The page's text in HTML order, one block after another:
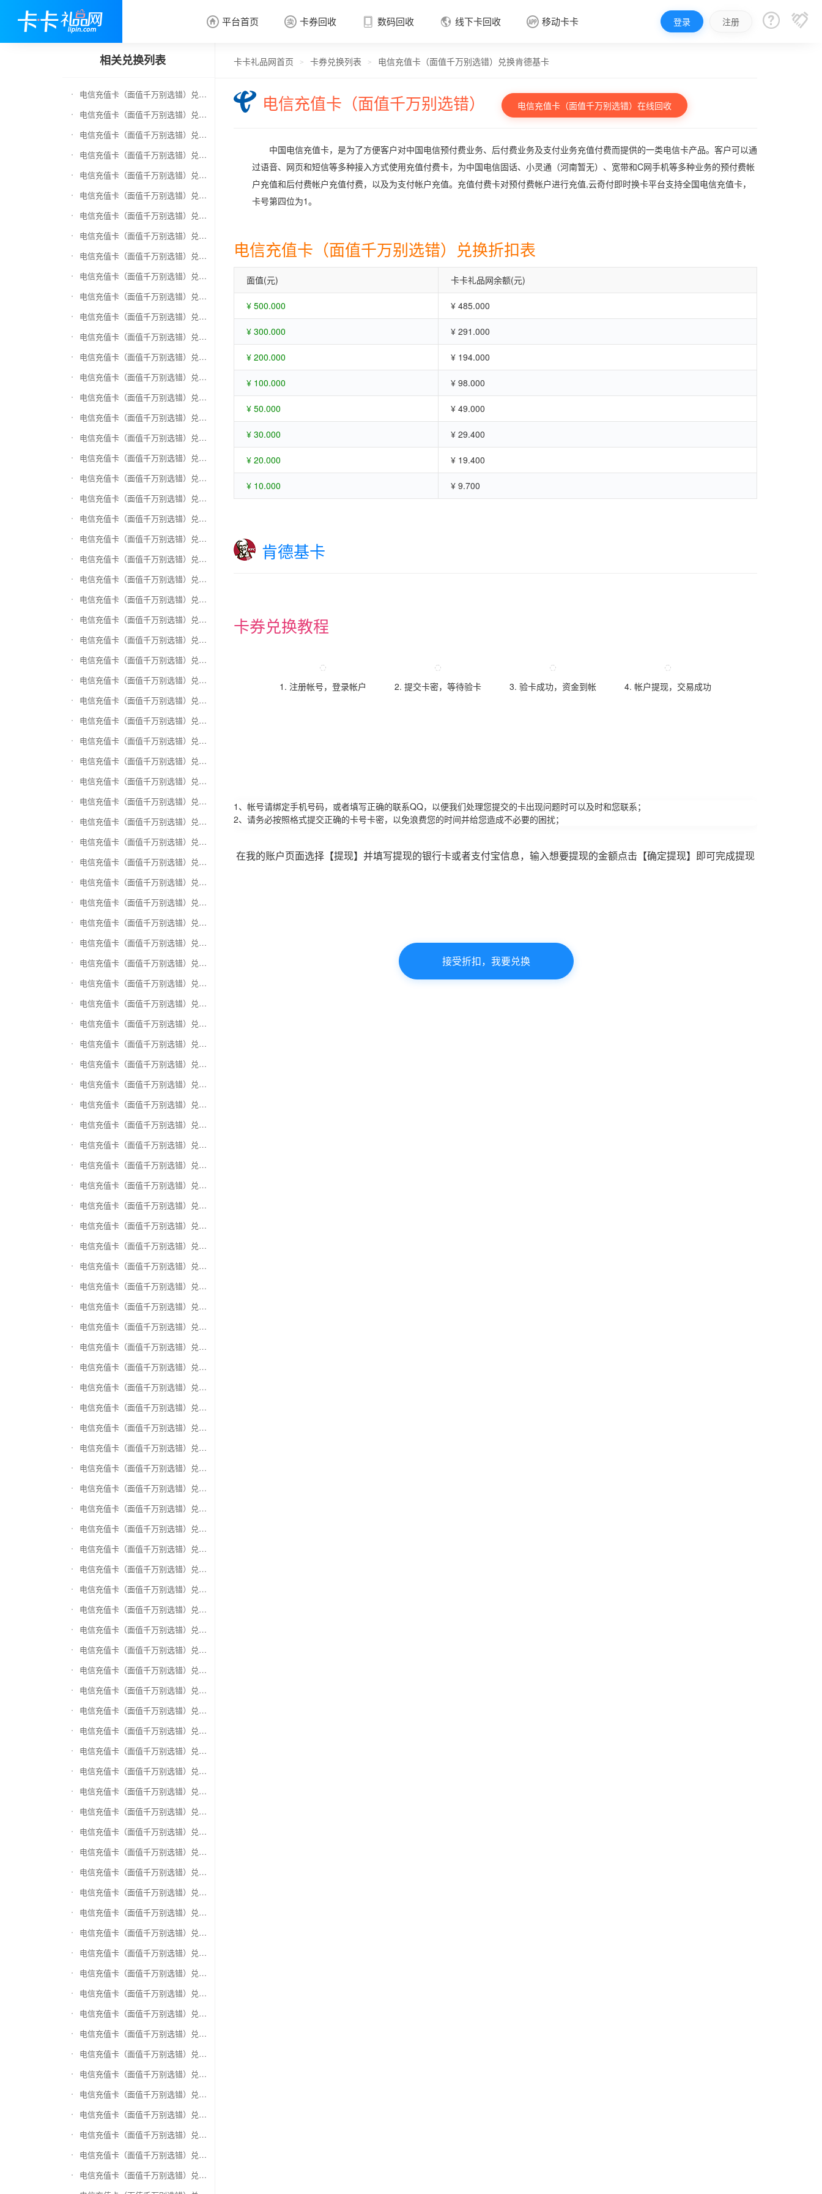
 平台首页  卡券回收
 卡券回收
 数码回收  线下卡回收  移动卡卡 登录 注册  
相关兑换列表
电信充值卡（面值千万别选错）兑换京东E卡
电信充值卡（面值千万别选错）兑换中石化加油卡
电信充值卡（面值千万别选错）兑换移动充值卡（面值千万别选错）
电信充值卡（面值千万别选错）兑换联通充值卡（面值千万别选错）
电信充值卡（面值千万别选错）兑换京东钢镚
电信充值卡（面值千万别选错）兑换中石化加油卡无卡号（面值千万别选错）
电信充值卡（面值千万别选错）兑换中石油全国充值卡
电信充值卡（面值千万别选错）兑换京东领货码
电信充值卡（面值千万别选错）兑换京东超市卡
电信充值卡（面值千万别选错）兑换苏宁易购礼品卡
电信充值卡（面值千万别选错）兑换骏网一卡通
电信充值卡（面值千万别选错）兑换骏网乐充
电信充值卡（面值千万别选错）兑换汇元智付卡
电信充值卡（面值千万别选错）兑换携程任我行
电信充值卡（面值千万别选错）兑换中欣卡(中欣通卡)
电信充值卡（面值千万别选错）兑换盛大一卡通
电信充值卡（面值千万别选错）兑换网易一卡通
电信充值卡（面值千万别选错）兑换天宏一卡通（易冲天宏卡）
电信充值卡（面值千万别选错）兑换巨人一卡通(征途卡)
电信充值卡（面值千万别选错）兑换美团礼品卡
电信充值卡（面值千万别选错）兑换(百联卡)联华ok卡
电信充值卡（面值千万别选错）兑换资和信
电信充值卡（面值千万别选错）兑换沃尔玛购物卡
电信充值卡（面值千万别选错）兑换和信通
电信充值卡（面值千万别选错）兑换拉卡拉沃尔玛
电信充值卡（面值千万别选错）兑换携程任我游
电信充值卡（面值千万别选错）兑换中银通支付(银联购物卡)
电信充值卡（面值千万别选错）兑换瑞祥商联卡
电信充值卡（面值千万别选错）兑换家乐福超市卡
电信充值卡（面值千万别选错）兑换Q币卡
电信充值卡（面值千万别选错）兑换联通积分Q币
电信充值卡（面值千万别选错）兑换完美一卡通
电信充值卡（面值千万别选错）兑换久游一卡通
电信充值卡（面值千万别选错）兑换搜狐一卡通
电信充值卡（面值千万别选错）兑换中国区苹果充值卡
电信充值卡（面值千万别选错）兑换账号内Q币寄售（维护中）
电信充值卡（面值千万别选错）兑换唯品会礼品卡(唯品卡)
电信充值卡（面值千万别选错）兑换万商卡
电信充值卡（面值千万别选错）兑换飞银彩虹卡
电信充值卡（面值千万别选错）兑换天猫超市卡/享淘卡
电信充值卡（面值千万别选错）兑换万里通积分卡
电信充值卡（面值千万别选错）兑换壹钱包(壹卡会)
电信充值卡（面值千万别选错）兑换去哪儿礼品卡
电信充值卡（面值千万别选错）兑换阳光卡(阳光爱车)
电信充值卡（面值千万别选错）兑换华润万家购物卡
电信充值卡（面值千万别选错）兑换华润苏果卡(苏果超市卡)（维护 请暂停提交）
电信充值卡（面值千万别选错）兑换天虹购物卡
电信充值卡（面值千万别选错）兑换盒马生鲜礼品卡
电信充值卡（面值千万别选错）兑换屈臣氏
电信充值卡（面值千万别选错）兑换大润发购物卡
电信充值卡（面值千万别选错）兑换银泰百货银泰卡
电信充值卡（面值千万别选错）兑换物美/美通卡
电信充值卡（面值千万别选错）兑换世纪联华充值卡(杭州联华)
电信充值卡（面值千万别选错）兑换重百世纪卡(重庆百货)
电信充值卡（面值千万别选错）兑换南京中央商场购物卡
电信充值卡（面值千万别选错）兑换银座购物卡（黑卡）
电信充值卡（面值千万别选错）兑换叮咚买菜（限通用礼品卡）
电信充值卡（面值千万别选错）兑换上海家化卡
电信充值卡（面值千万别选错）兑换山东一卡通
电信充值卡（面值千万别选错）兑换大众E卡通
电信充值卡（面值千万别选错）兑换杭州市民卡
电信充值卡（面值千万别选错）兑换驴妈妈礼品卡
电信充值卡（面值千万别选错）兑换永辉超市卡（限实体卡）
电信充值卡（面值千万别选错）兑换中百超市购物卡
电信充值卡（面值千万别选错）兑换爱奇艺会员激活码
电信充值卡（面值千万别选错）兑换腾讯视频会员激活码
电信充值卡（面值千万别选错）兑换优酷会员激活码
电信充值卡（面值千万别选错）兑换搜狐视频
电信充值卡（面值千万别选错）兑换芒果TV
电信充值卡（面值千万别选错）兑换QQ音乐
电信充值卡（面值千万别选错）兑换酷狗音乐
电信充值卡（面值千万别选错）兑换周黑鸭
电信充值卡（面值千万别选错）兑换一号店礼品卡
电信充值卡（面值千万别选错）兑换亚马逊（只要实体卡）
电信充值卡（面值千万别选错）兑换中粮我买网礼品卡
电信充值卡（面值千万别选错）兑换当当礼品卡
电信充值卡（面值千万别选错）兑换国美红券
电信充值卡（面值千万别选错）兑换盛付通卡
电信充值卡（面值千万别选错）兑换付费通
电信充值卡（面值千万别选错）兑换得仕通卡
电信充值卡（面值千万别选错）兑换便利通卡
电信充值卡（面值千万别选错）兑换同程旅游卡
电信充值卡（面值千万别选错）兑换万能消费卡
电信充值卡（面值千万别选错）兑换生活杉德卡
电信充值卡（面值千万别选错）兑换世通卡
电信充值卡（面值千万别选错）兑换商盟卡
电信充值卡（面值千万别选错）兑换赢点生活卡
电信充值卡（面值千万别选错）兑换智惠卡
电信充值卡（面值千万别选错）兑换途牛商旅卡
电信充值卡（面值千万别选错）兑换天天一卡通
电信充值卡（面值千万别选错）兑换(易初)卜蜂莲花礼品卡
电信充值卡（面值千万别选错）兑换神州运通超级卡(运通网购卡)
电信充值卡（面值千万别选错）兑换中石油省卡
电信充值卡（面值千万别选错）兑换必胜客
电信充值卡（面值千万别选错）兑换星巴克
电信充值卡（面值千万别选错）兑换哈根达斯电子券
电信充值卡（面值千万别选错）兑换平安1768欢乐豆
电信充值卡（面值千万别选错）兑换金山一卡通
电信充值卡（面值千万别选错）兑换汉购通
电信充值卡（面值千万别选错）兑换肯德基
电信充值卡（面值千万别选错）兑换CoCo
电信充值卡（面值千万别选错）兑换COSTA
电信充值卡（面值千万别选错）兑换滴滴打车
电信充值卡（面值千万别选错）兑换锦江e卡通(锦江一卡通)
卡卡礼品网首页 > 卡券兑换列表 > 电信充值卡（面值千万别选错）兑换肯德基卡
电信充值卡（面值千万别选错） 电信充值卡（面值千万别选错）在线回收
中国电信充值卡，是为了方便客户对中国电信预付费业务、后付费业务及支付业务充值付费而提供的一类电信卡产品。客户可以通
过语音、网页和短信等多种接入方式使用充值付费卡，为中国电信固话、小灵通（河南暂无）、宽带和C网手机等多种业务的预付费帐
户充值和后付费帐户充值付费，以及为支付帐户充值。充值付费卡对预付费帐户进行充值,云奇付即时换卡平台支持全国电信充值卡，
卡号第四位为1。
电信充值卡（面值千万别选错）兑换折扣表
面值(元) 卡卡礼品网余额(元)
¥ 500.000 ¥ 485.000
¥ 300.000 ¥ 291.000
¥ 200.000 ¥ 194.000
¥ 100.000 ¥ 98.000
¥ 50.000 ¥ 49.000
¥ 30.000 ¥ 29.400
¥ 20.000 ¥ 19.400
¥ 10.000 ¥ 9.700
肯德基卡
卡券兑换教程
1. 注册帐号，登录帐户 2. 提交卡密，等待验卡 3. 验卡成功，资金到帐 4. 帐户提现，交易成功
1、帐号请绑定手机号码，或者填写正确的联系QQ，以便我们处理您提交的卡出现问题时可以及时和您联系；
2、请务必按照格式提交正确的卡号卡密，以免浪费您的时间并给您造成不必要的困扰；
在我的账户页面选择【提现】并填写提现的银行卡或者支付宝信息，输入想要提现的金额点击【确定提现】即可完成提现
接受折扣，我要兑换